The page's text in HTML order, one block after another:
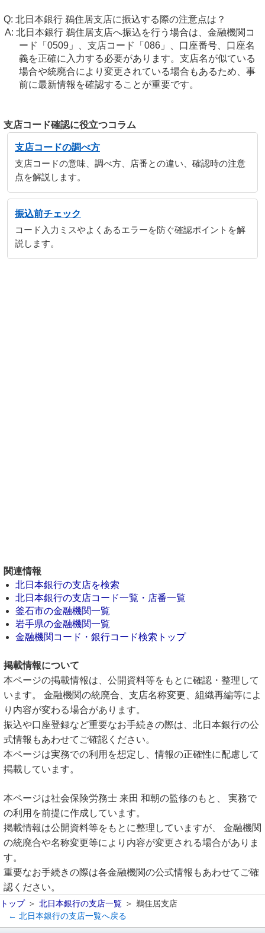
北日本銀行 鵜住居支店に振込する際の注意点は？
北日本銀行 鵜住居支店へ振込を行う場合は、金融機関コ
ード「0509」、支店コード「086」、口座番号、口座名
義を正確に入力する必要があります。支店名が似ている
場合や統廃合により変更されている場合もあるため、事
前に最新情報を確認することが重要です。
支店コード確認に役立つコラム
支店コードの調べ方
支店コードの意味、調べ方、店番との違い、確認時の注意
点を解説します。
振込前チェック
コード入力ミスやよくあるエラーを防ぐ確認ポイントを解
説します。
関連情報
北日本銀行の支店を検索
北日本銀行の支店コード一覧・店番一覧
釜石市の金融機関一覧
岩手県の金融機関一覧
金融機関コード・銀行コード検索トップ
掲載情報について
本ページの掲載情報は、公開資料等をもとに確認・整理して
います。 金融機関の統廃合、支店名称変更、組織再編等によ
り内容が変わる場合があります。
振込や口座登録など重要なお手続きの際は、北日本銀行の公
式情報もあわせてご確認ください。
本ページは実務での利用を想定し、情報の正確性に配慮して
掲載しています。
本ページは社会保険労務士 来田 和朝の監修のもと、 実務で
の利用を前提に作成しています。
掲載情報は公開資料等をもとに整理していますが、 金融機関
の統廃合や名称変更等により内容が変更される場合がありま
す。
重要なお手続きの際は各金融機関の公式情報もあわせてご確
認ください。
トップ 北日本銀行の支店一覧
鵜住居支店
← 北日本銀行の支店一覧へ戻る